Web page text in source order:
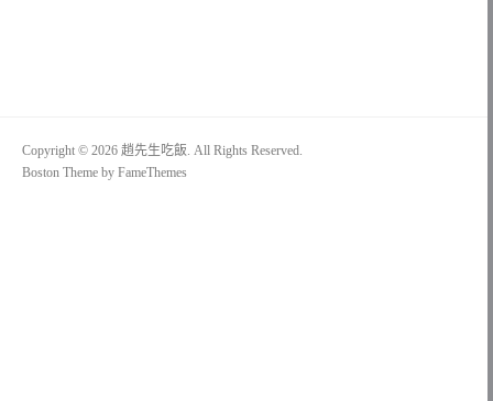
Copyright © 2026 趙先生吃飯. All Rights Reserved.
Boston Theme by FameThemes